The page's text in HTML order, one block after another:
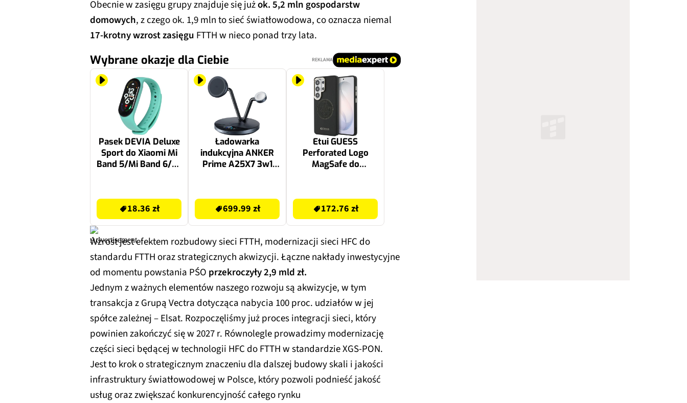
Obecnie w zasięgu grupy znajduje się jużok. 5,2 mln gospodarstw
domowych, z czego ok. 1,9 mln to sieć światłowodowa, co oznacza niemal
17-krotny wzrost zasięgu FTTH w nieco ponad trzy lata.
Wybrane okazje dla Ciebie REKLAMA
Pasek DEVIA Deluxe
Sport do Xiaomi Mi
Band 5/Mi Band 6/Mi
18.36 zł
Ładowarka
indukcyjna ANKER
Prime A25X7 3w1
699.99 zł
Etui GUESS
Perforated Logo
MagSafe do
172.76 zł
Wzrost jest efektem rozbudowy sieci FTTH, modernizacji sieci HFC do
standardu FTTH oraz strategicznych akwizycji. Łączne nakłady inwestycyjne
od momentu powstania PŚO przekroczyły 2,9 mld zł.
Jednym z ważnych elementów naszego rozwoju są akwizycje, w tym
transakcja z Grupą Vectra dotycząca nabycia 100 proc. udziałów w jej
spółce zależnej – Elsat. Rozpoczęliśmy już proces integracji sieci, który
powinien zakończyć się w 2027 r. Równolegle prowadzimy modernizację
części sieci będącej w technologii HFC do FTTH w standardzie XGS-PON.
Jest to krok o strategicznym znaczeniu dla dalszej budowy skali i jakości
infrastruktury światłowodowej w Polsce, który pozwoli podnieść jakość
usług oraz zwiększać konkurencyjność całego rynku